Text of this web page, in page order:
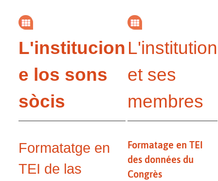
L'institucion
e los sons
sòcis
L'institution
et ses
membres
Formatatge en
TEI de las
Formatage en TEI
des données du
Congrès